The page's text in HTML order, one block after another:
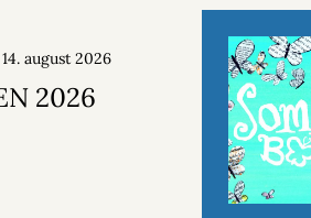
august 2026
2026